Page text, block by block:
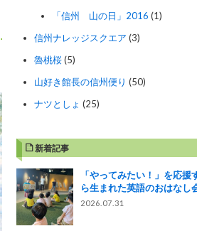
「信州 山の日」2016 (1)
信州ナレッジスクエア (3)
魯桃桜(5)
山好き館長の信州便り (50)
ナツとしょ (25)
新着記事
「やってみたい！」を応援
ら生まれた英語のおはなし
2026.07.31